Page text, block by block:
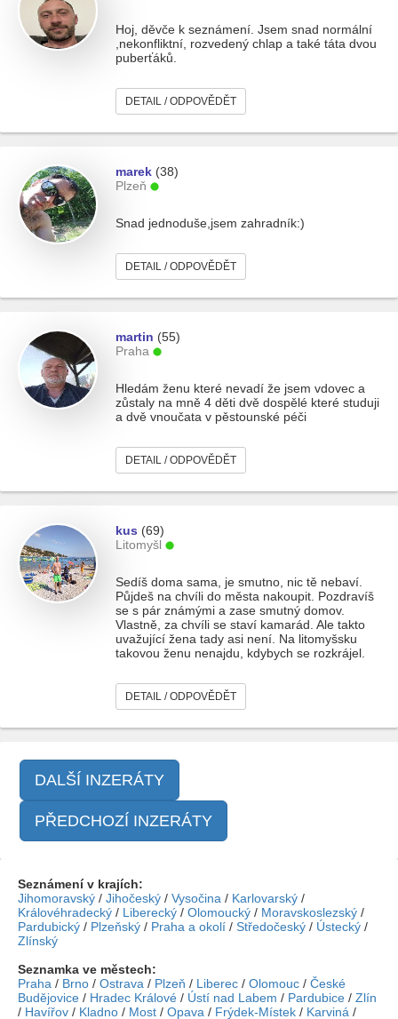
Hoj, děvče k seznámení. Jsem snad normální
,nekonfliktní, rozvedený chlap a také táta dvou
puberťáků.
DETAIL / ODPOVĚDĚT
marek (38)
Plzeň
Snad jednoduše,jsem zahradník:)
DETAIL / ODPOVĚDĚT
martin (55)
Praha
Hledám ženu které nevadí že jsem vdovec a
zůstaly na mně 4 děti dvě dospělé které studuji
a dvě vnoučata v pěstounské péči
DETAIL / ODPOVĚDĚT
kus (69)
Litomyšl
Sedíš doma sama, je smutno, nic tě nebaví.
Půjdeš na chvíli do města nakoupit. Pozdravíš
se s pár známými a zase smutný domov.
Vlastně, za chvíli se staví kamarád. Ale takto
uvažující žena tady asi není. Na litomyšsku
takovou ženu nenajdu, kdybych se rozkrájel.
DETAIL / ODPOVĚDĚT
DALŠÍ INZERÁTY
PŘEDCHOZÍ INZERÁTY
Seznámení v krajích:
Jihomoravský / Jihočeský / Vysočina / Karlovarský /
Královéhradecký / Liberecký / Olomoucký / Moravskoslezský /
Pardubický / Plzeňský / Praha a okolí / Středočeský / Ústecký /
Zlínský
Seznamka ve městech:
Praha / Brno / Ostrava / Plzeň / Liberec / Olomouc / České
Budějovice / Hradec Králové / Ústí nad Labem / Pardubice / Zlín
/ Havířov / Kladno / Most / Opava / Frýdek-Místek / Karviná /